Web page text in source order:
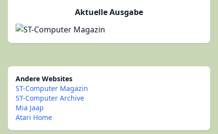
Aktuelle Ausgabe
Andere Websites
ST-Computer Magazin
ST-Computer Archive
Mia Jaap
Atari Home